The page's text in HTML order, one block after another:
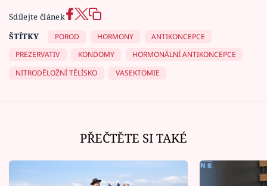
Sdílejte článek
ŠTÍTKY
POROD HORMONY
ANTIKONCEPCE
PREZERVATIV
KONDOMY
HORMONÁLNÍ ANTIKONCEPCE
NITRODĚLOŽNÍ TĚLÍSKO
VASEKTOMIE
PŘEČTĚTE SI TAKÉ